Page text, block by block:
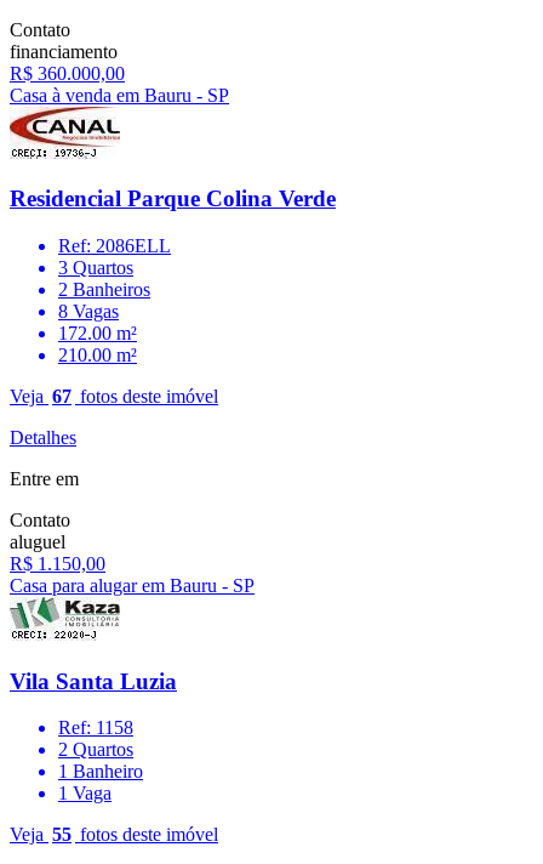
Contato
financiamento
R$ 360.000,00
Casa à venda em Bauru - SP
Residencial Parque Colina Verde
Ref: 2086ELL
3 Quartos
2 Banheiros
8 Vagas
172.00 m²
210.00 m²
Veja 67 fotos deste imóvel
Detalhes
Entre em
Contato
aluguel
R$ 1.150,00
Casa para alugar em Bauru - SP
Vila Santa Luzia
Ref: 1158
2 Quartos
1 Banheiro
1 Vaga
Veja 55 fotos deste imóvel